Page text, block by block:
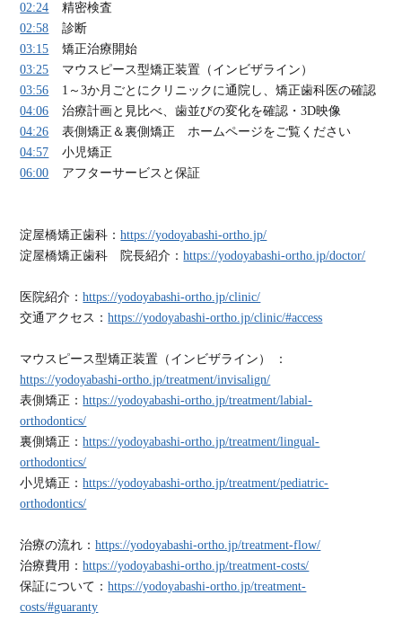
02:24
精密検査
02:58
診断
03:15
矯正治療開始
03:25
マウスピース型矯正装置（インビザライン）
03:56
1～3か月ごとにクリニックに通院し、矯正歯科医の確認
04:06
治療計画と見比べ、歯並びの変化を確認・3D映像
04:26
表側矯正＆裏側矯正 ホームページをご覧ください
04:57
小児矯正
06:00
アフターサービスと保証
淀屋橋矯正歯科：https://yodoyabashi-ortho.jp/
淀屋橋矯正歯科 院長紹介：https://yodoyabashi-ortho.jp/doctor/
医院紹介：https://yodoyabashi-ortho.jp/clinic/
交通アクセス：https://yodoyabashi-ortho.jp/clinic/#access
マウスピース型矯正装置（インビザライン） ：
https://yodoyabashi-ortho.jp/treatment/invisalign/
表側矯正：https://yodoyabashi-ortho.jp/treatment/labial-
orthodontics/
裏側矯正：https://yodoyabashi-ortho.jp/treatment/lingual-
orthodontics/
小児矯正：https://yodoyabashi-ortho.jp/treatment/pediatric-
orthodontics/
治療の流れ：https://yodoyabashi-ortho.jp/treatment-flow/
治療費用：https://yodoyabashi-ortho.jp/treatment-costs/
保証について：https://yodoyabashi-ortho.jp/treatment-
costs/#guaranty